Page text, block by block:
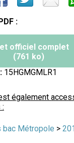
:
officiel complet
(761 ko)
15HGMGMLR1
également
bac Métropole >